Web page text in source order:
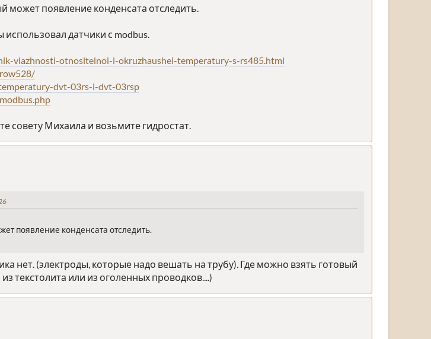
может появление конденсата отследить.
датчики с modbus.
vlazhnosti-otnositelnoi-i-okruzhaushei-temperatury-s-rs485.html
dvt-03rs-i-dvt-03rsp
совету Михаила и возьмите гидростат.
появление конденсата отследить.
нет. (электроды, которые надо вешать на трубу). Где можно взять готовый
текстолита или из оголенных проводков....)